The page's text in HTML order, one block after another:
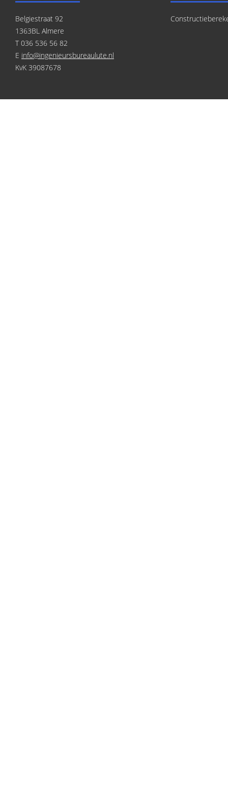
Belgiestraat 92
1363BL Almere
T 036 536 56 82
E info@ingenieursbureaulute.nl
KvK 39087678